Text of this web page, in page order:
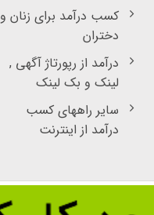
کسب درآمد برای زنان و
دختران
درآمد از رپورتاژ آگهی ,
لینک و بک لینک
سایر راههای کسب
درآمد از اینترنت